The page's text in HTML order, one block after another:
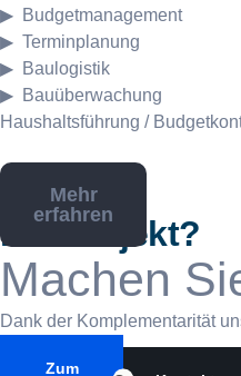
Budgetmanagement
Terminplanung
Baulogistik
Bauüberwachung
Haushaltsführung /
Mehr
erfahren
Ein Projekt?
Machen
Dank der Komplementarität
Zum